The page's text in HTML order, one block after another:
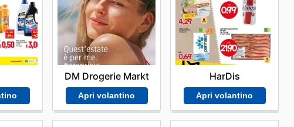
DM Drogerie Markt
Apri volantino
HarDis
Apri volantino